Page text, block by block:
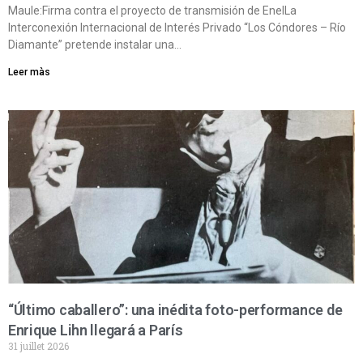
Maule:Firma contra el proyecto de transmisión de EnelLa
Interconexión Internacional de Interés Privado “Los Cóndores – Río
Diamante” pretende instalar una…
Leer màs
“Último caballero”: una inédita foto-performance de
Enrique Lihn llegará a París
31 juillet 2026